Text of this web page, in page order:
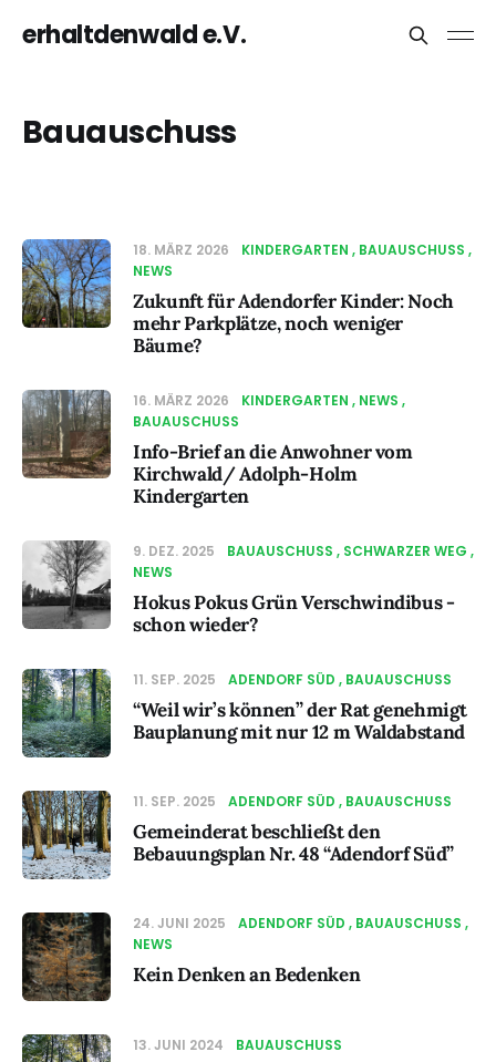
erhaltdenwald e.V.
Bauauschuss
18. MÄRZ 2026 KINDERGARTEN
BAUAUSCHUSS
NEWS
Zukunft für Adendorfer Kinder: Noch
mehr Parkplätze, noch weniger
Bäume?
16. MÄRZ 2026 KINDERGARTEN
NEWS
BAUAUSCHUSS
Info-Brief an die Anwohner vom
Kirchwald/ Adolph-Holm
Kindergarten
9. DEZ. 2025 BAUAUSCHUSS
SCHWARZER WEG
NEWS
Hokus Pokus Grün Verschwindibus -
schon wieder?
11. SEP. 2025 ADENDORF SÜD BAUAUSCHUSS
“Weil wir’s können” der Rat genehmigt
Bauplanung mit nur 12 m Waldabstand
11. SEP. 2025 ADENDORF SÜD BAUAUSCHUSS
Gemeinderat beschließt den
Bebauungsplan Nr. 48 “Adendorf Süd”
24. JUNI 2025 ADENDORF SÜD
BAUAUSCHUSS
NEWS
Kein Denken an Bedenken
13. JUNI 2024 BAUAUSCHUSS